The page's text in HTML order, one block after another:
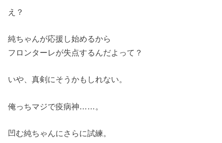
え？
純ちゃんが応援し始めるから
フロンターレが失点するんだよって？
いや、真剣にそうかもしれない。
俺っちマジで疫病神……。
凹む純ちゃんにさらに試練。